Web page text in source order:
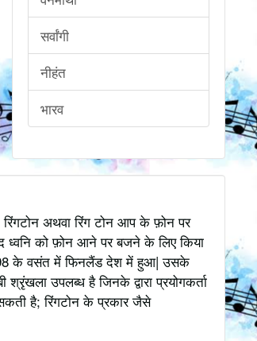
सर्वांगी
नीहंत
भारव
रिंगटोन अथवा रिंग टोन आप के फ़ोन पर
को फ़ोन आने पर बजने के लिए किया
1998 के वसंत में फिनलैंड देश में हुआ| उसके
उपलब्ध है जिनके द्वारा प्रयोगकर्ता
है; रिंगटोन के प्रकार जैसे